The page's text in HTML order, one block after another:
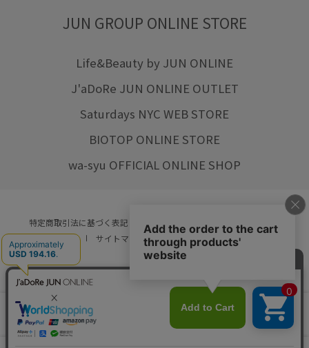
JUN GROUP ONLINE STORE
Life&Beauty by JUN ONLINE
J'aDoRe JUN ONLINE OUTLET
Saturdays NYC WEB STORE
BIOTOP ONLINE STORE
wa-syu OFFICIAL ONLINE SHOP
特定商取引法に基づく表記 プライバシーポリシー
ご利用規約
サイトマップ リクルート ご利用ガイド
© JUN CO.,LTD. ALL RIGHTS RESERVED.
店舗在庫
をみる
カートに入れる